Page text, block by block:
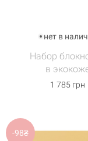
нет в
Набор
в
1 785 грн
-98₴